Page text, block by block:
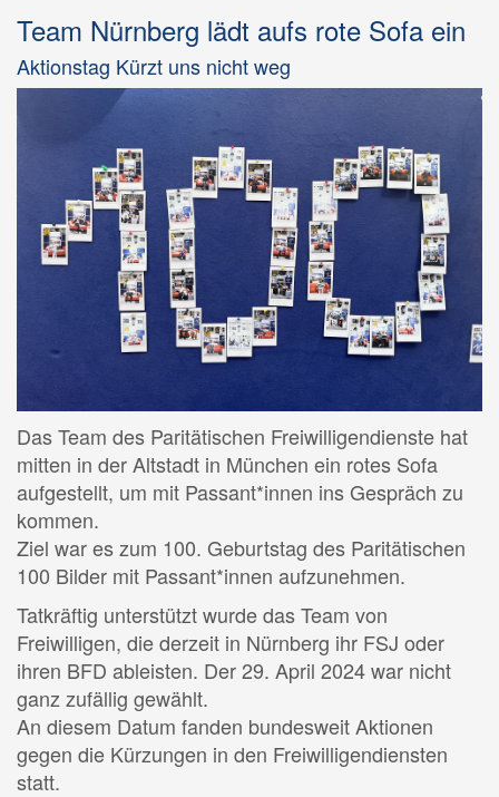
Team Nürnberg lädt aufs rote Sofa ein
Aktionstag Kürzt uns nicht weg
Das Team des Paritätischen Freiwilligendienste hat
mitten in der Altstadt in München ein rotes Sofa
aufgestellt, um mit Passant*innen ins Gespräch zu
kommen.
Ziel war es zum 100. Geburtstag des Paritätischen
100 Bilder mit Passant*innen aufzunehmen.
Tatkräftig unterstützt wurde das Team von
Freiwilligen, die derzeit in Nürnberg ihr FSJ oder
ihren BFD ableisten. Der 29. April 2024 war nicht
ganz zufällig gewählt.
An diesem Datum fanden bundesweit Aktionen
gegen die Kürzungen in den Freiwilligendiensten
statt.